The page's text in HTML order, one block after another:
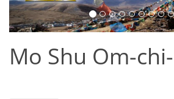
Mo Shu Om-